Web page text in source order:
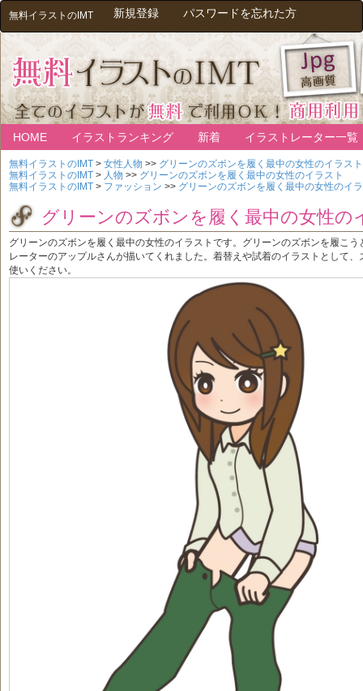
無料イラストのIMT 新規登録 パスワードを忘れた方
HOME イラストランキング 新着 イラストレーター一覧
無料イラストのIMT > 女性人物 >> グリーンのズボンを履く最中の女性のイラスト
無料イラストのIMT > 人物 >> グリーンのズボンを履く最中の女性のイラスト
無料イラストのIMT > ファッション >> グリーンのズボンを履く最中の女性のイ
グリーンのズボンを履く最中の女性の
グリーンのズボンを履く最中の女性のイラストです。グリーンのズボンを履こ
レーターのアップルさんが描いてくれました。着替えや試着のイラストとして
使いください。